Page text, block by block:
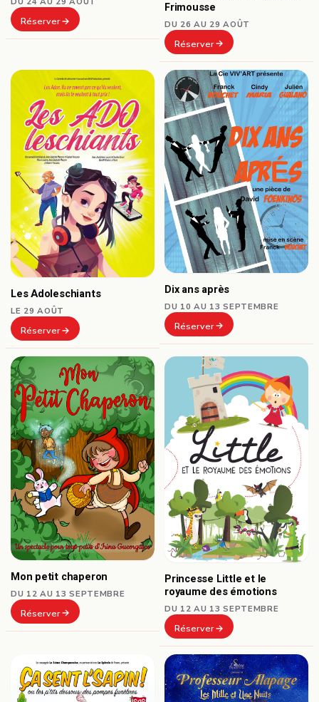
Réserver
Frimousse
DU 26 AU 29 AOÛT
Réserver
Les Adoleschiants
LE 29 AOÛT
Réserver
Dix ans après
DU 10 AU 13 SEPTEMBRE
Réserver
Mon petit chaperon
DU 12 AU 13 SEPTEMBRE
Réserver
Princesse Little et le
royaume des émotions
DU 12 AU 13 SEPTEMBRE
Réserver